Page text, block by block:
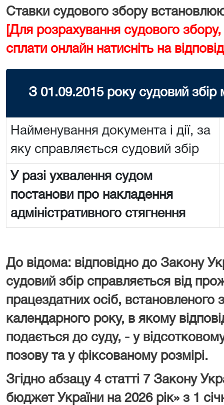
Ставки судового збору
[Для розрахування судового
сплати онлайн натисніть на
З 01.09.2015 року судовий
Найменування документа і дії, за
яку справляється судовий збір
У разі ухвалення судом
постанови про накладення
адміністративного стягнення
До відома: відповідно до Закону
судовий збір справляється від
працездатних осіб, встановленого
календарного року, в якому
подається до суду, - у
позову та у фіксованому розмірі.
Згідно абзацу 4 статті 7 Закону
бюджет України на 2026 рік» з 1